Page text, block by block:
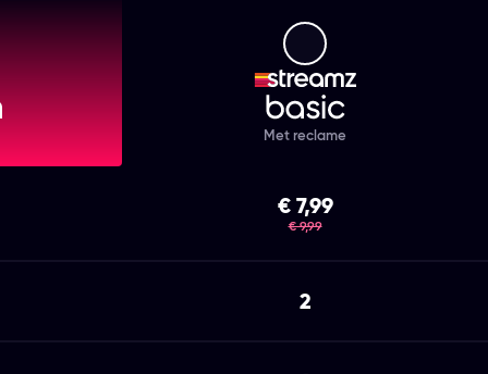
Premium Streamz Basic
Met reclame
€ 7,99
was
€ 9,99
2